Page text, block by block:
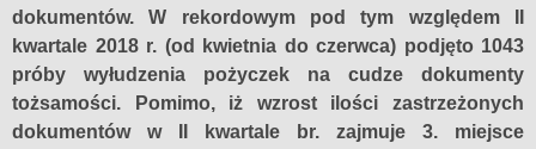
dokumentów. W rekordowym pod tym względem II
kwartale 2018 r. (od kwietnia do czerwca) podjęto 1043
próby wyłudzenia pożyczek na cudze dokumenty
tożsamości. Pomimo, iż wzrost ilości zastrzeżonych
dokumentów w II kwartale br. zajmuje 3. miejsce